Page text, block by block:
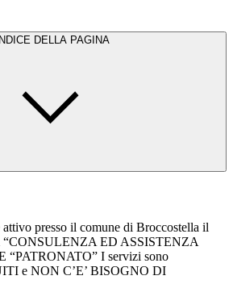
INDICE DELLA PAGINA
presso il comune di Broccostella il
“CONSULENZA ED ASSISTENZA
I servizi sono
e NON C’E’ BISOGNO DI